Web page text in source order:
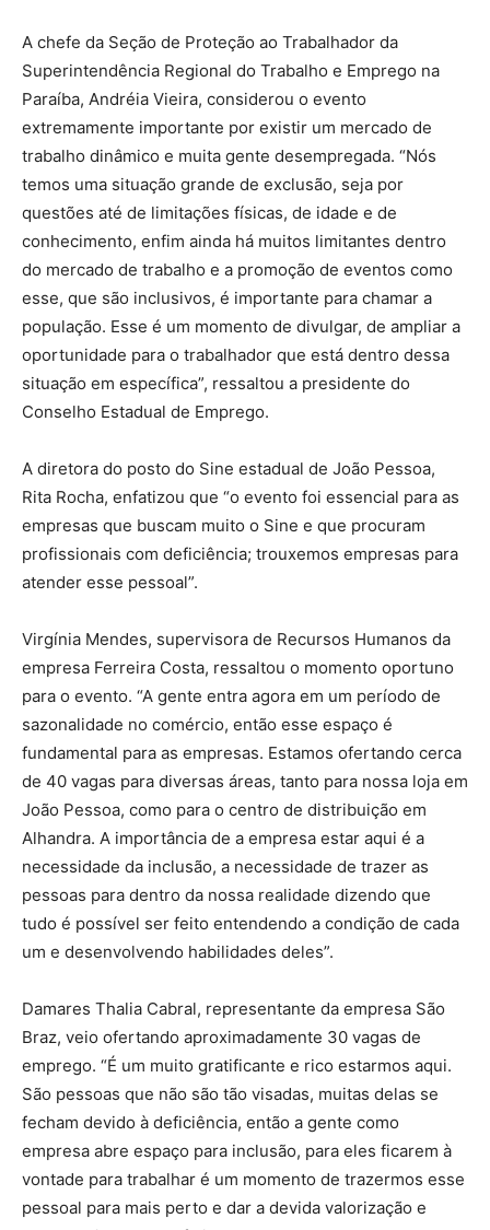
A chefe da Seção de Proteção ao Trabalhador da
Superintendência Regional do Trabalho e Emprego na
Paraíba, Andréia Vieira, considerou o evento
extremamente importante por existir um mercado de
trabalho dinâmico e muita gente desempregada. “Nós
temos uma situação grande de exclusão, seja por
questões até de limitações físicas, de idade e de
conhecimento, enfim ainda há muitos limitantes dentro
do mercado de trabalho e a promoção de eventos como
esse, que são inclusivos, é importante para chamar a
população. Esse é um momento de divulgar, de ampliar a
oportunidade para o trabalhador que está dentro dessa
situação em específica”, ressaltou a presidente do
Conselho Estadual de Emprego.
A diretora do posto do Sine estadual de João Pessoa,
Rita Rocha, enfatizou que “o evento foi essencial para as
empresas que buscam muito o Sine e que procuram
profissionais com deficiência; trouxemos empresas para
atender esse pessoal”.
Virgínia Mendes, supervisora de Recursos Humanos da
empresa Ferreira Costa, ressaltou o momento oportuno
para o evento. “A gente entra agora em um período de
sazonalidade no comércio, então esse espaço é
fundamental para as empresas. Estamos ofertando cerca
de 40 vagas para diversas áreas, tanto para nossa loja em
João Pessoa, como para o centro de distribuição em
Alhandra. A importância de a empresa estar aqui é a
necessidade da inclusão, a necessidade de trazer as
pessoas para dentro da nossa realidade dizendo que
tudo é possível ser feito entendendo a condição de cada
um e desenvolvendo habilidades deles”.
Damares Thalia Cabral, representante da empresa São
Braz, veio ofertando aproximadamente 30 vagas de
emprego. “É um muito gratificante e rico estarmos aqui.
São pessoas que não são tão visadas, muitas delas se
fecham devido à deficiência, então a gente como
empresa abre espaço para inclusão, para eles ficarem à
vontade para trabalhar é um momento de trazermos esse
pessoal para mais perto e dar a devida valorização e